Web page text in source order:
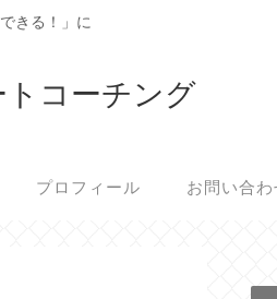
きる！」に
トコーチング
プロフィール お問い合